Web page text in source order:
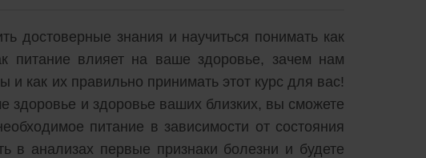
достоверные знания и научиться понимать как
питание влияет на ваше здоровье, зачем нам
как их правильно принимать этот курс для вас!
здоровье и здоровье ваших близких, вы сможете
питание в зависимости от состояния
в анализах первые признаки болезни и будете